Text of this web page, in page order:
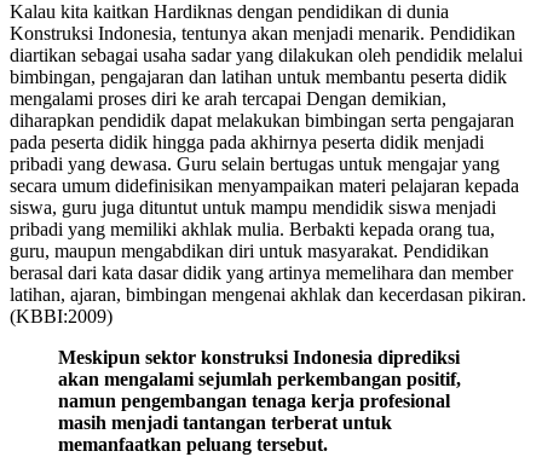
Kalau kita kaitkan Hardiknas dengan pendidikan di dunia
Konstruksi Indonesia, tentunya akan menjadi menarik. Pendidikan
diartikan sebagai usaha sadar yang dilakukan oleh pendidik melalui
bimbingan, pengajaran dan latihan untuk membantu peserta didik
mengalami proses diri ke arah tercapai Dengan demikian,
diharapkan pendidik dapat melakukan bimbingan serta pengajaran
pada peserta didik hingga pada akhirnya peserta didik menjadi
pribadi yang dewasa. Guru selain bertugas untuk mengajar yang
secara umum didefinisikan menyampaikan materi pelajaran kepada
siswa, guru juga dituntut untuk mampu mendidik siswa menjadi
pribadi yang memiliki akhlak mulia. Berbakti kepada orang tua,
guru, maupun mengabdikan diri untuk masyarakat. Pendidikan
berasal dari kata dasar didik yang artinya memelihara dan member
latihan, ajaran, bimbingan mengenai akhlak dan kecerdasan pikiran.
(KBBI:2009)
Meskipun sektor konstruksi Indonesia diprediksi
akan mengalami sejumlah perkembangan positif,
namun pengembangan tenaga kerja profesional
masih menjadi tantangan terberat untuk
memanfaatkan peluang tersebut.